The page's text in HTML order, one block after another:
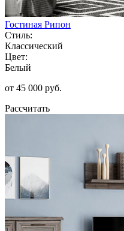
Гостиная Рипон
Стиль:
Классический
Цвет:
Белый
от 45 000 руб.
Рассчитать